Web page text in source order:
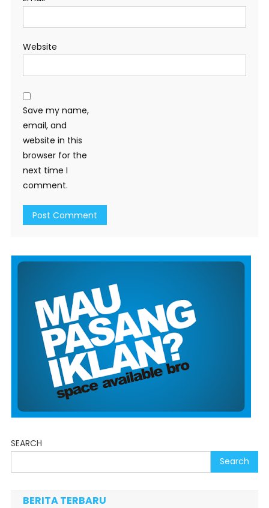
Website
Save my name,
email, and
website in this
browser for the
next time I
comment.
SEARCH
Search
BERITA TERBARU